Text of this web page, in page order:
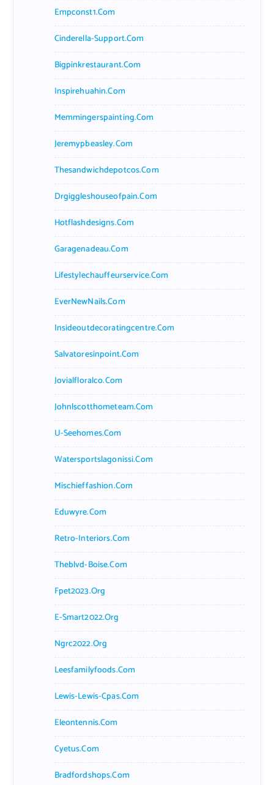
Empconst1.com
Cinderella-Support.com
Bigpinkrestaurant.com
Inspirehuahin.com
Memmingerspainting.com
Jeremypbeasley.com
Thesandwichdepotcos.com
Drgiggleshouseofpain.com
Hotflashdesigns.com
Garagenadeau.com
Lifestylechauffeurservice.com
EverNewNails.com
Insideoutdecoratingcentre.com
Salvatoresinpoint.com
Jovialfloralco.com
Johnlscotthometeam.com
U-Seehomes.com
Watersportslagonissi.com
Mischieffashion.com
Eduwyre.com
Retro-Interiors.com
Theblvd-Boise.com
Fpet2023.org
E-Smart2022.org
Ngrc2022.org
Leesfamilyfoods.com
Lewis-Lewis-Cpas.com
Eleontennis.com
Cyetus.com
Bradfordshops.com